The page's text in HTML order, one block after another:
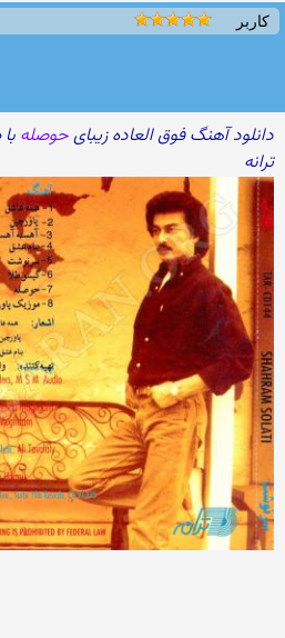
کاربر
دانلود آهنگ فوق العاده زیبایحوصله
ترانه